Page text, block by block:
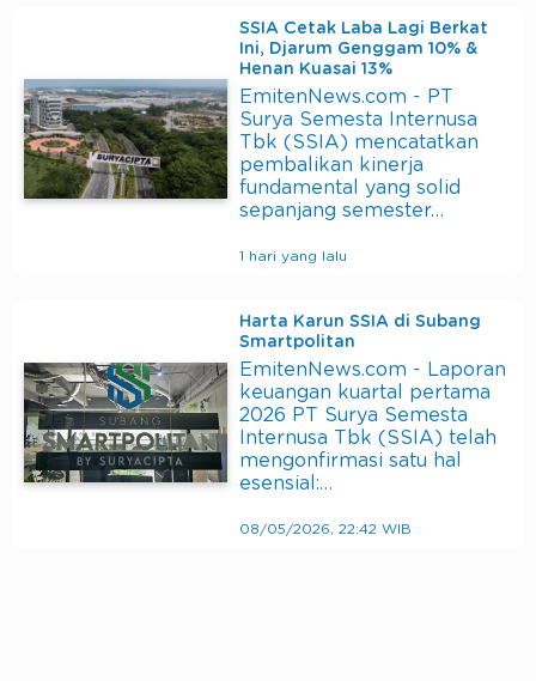
SSIA Cetak Laba Lagi Berkat
Ini, Djarum Genggam 10% &
Henan Kuasai 13%
EmitenNews.com - PT
Surya Semesta Internusa
Tbk (SSIA) mencatatkan
pembalikan kinerja
fundamental yang solid
sepanjang semester…
1 hari yang lalu
Harta Karun SSIA di Subang
Smartpolitan
EmitenNews.com - Laporan
keuangan kuartal pertama
2026 PT Surya Semesta
Internusa Tbk (SSIA) telah
mengonfirmasi satu hal
esensial:…
08/05/2026, 22:42 WIB